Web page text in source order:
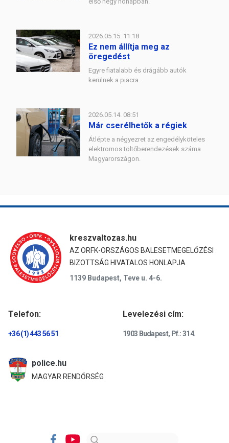
2026.05.15. 11:18
Ez nem állítja meg az
öregedést
Egyre fiatalabb és drágább autók
kerülnek a piacra.
2026.05.14. 08:51
Már cserélhetők a régiek
Átlépte a négyezret az engedélyköteles
elektromos töltőberendezések száma
Magyarországon.
kreszvaltozas.hu
AZ ORFK-ORSZÁGOS BALESETMEGELŐZÉSI
BIZOTTSÁG HIVATALOS HONLAPJA
1139 Budapest, Teve u. 4-6.
Telefon:
+36 (1) 443 56 51
Levelezési cím:
1903 Budapest, Pf.: 314.
police.hu
MAGYAR RENDŐRSÉG